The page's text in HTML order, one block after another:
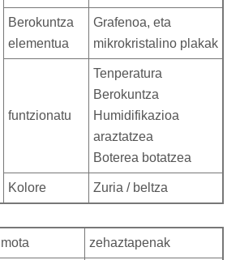
Berokuntza
elementua
Grafenoa, eta
mikrokristalino plakak
funtzionatu
Tenperatura
Berokuntza
Humidifikazioa
araztatzea
Boterea botatzea
Kolore Zuria / beltza
mota zehaztapenak